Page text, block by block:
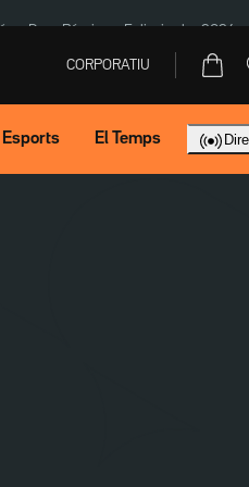
Dron Rússia Eclipsi solar 2026
CORPORATIU
Esports El Temps